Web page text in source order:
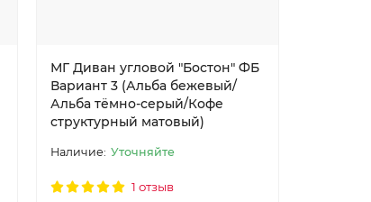
МГ Диван угловой "Бостон" ФБ
Вариант 3 (Альба бежевый/
Альба тёмно-серый/Кофе
структурный матовый)
Уточняйте
1 отзыв